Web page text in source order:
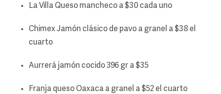
La Villa Queso mancheco a $30 cada uno
Chimex Jamón clásico de pavo a granel a $38 el
cuarto
Aurrerá jamón cocido 396 gr a $35
Franja queso Oaxaca a granel a $52 el cuarto